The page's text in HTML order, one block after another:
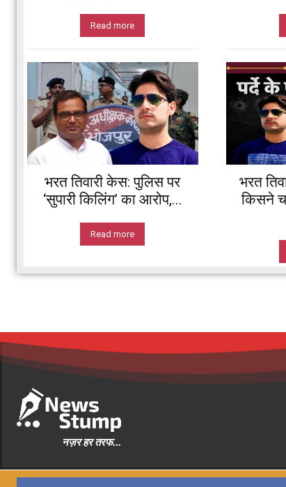
Read more
भरत तिवारी केस: पुलिस पर
‘सुपारी किलिंग’ का आरोप,...
Read more
भरत
किसने
नज़र हर तरफ...